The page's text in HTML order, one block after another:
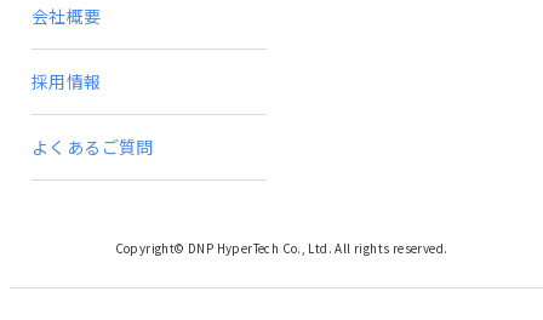
会社概要
採用情報
よくあるご質問
Copyright© DNP HyperTech Co., Ltd. All rights reserved.